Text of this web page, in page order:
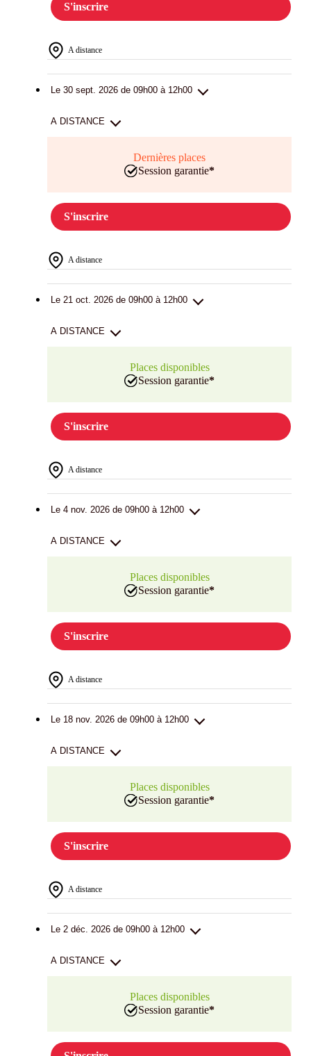
S'inscrire
A distance
Le 30 sept. 2026 de 09h00 à 12h00
A DISTANCE
Dernières places
Session garantie*
S'inscrire
A distance
Le 21 oct. 2026 de 09h00 à 12h00
A DISTANCE
Places disponibles
Session garantie*
S'inscrire
A distance
Le 4 nov. 2026 de 09h00 à 12h00
A DISTANCE
Places disponibles
Session garantie*
S'inscrire
A distance
Le 18 nov. 2026 de 09h00 à 12h00
A DISTANCE
Places disponibles
Session garantie*
S'inscrire
A distance
Le 2 déc. 2026 de 09h00 à 12h00
A DISTANCE
Places disponibles
Session garantie*